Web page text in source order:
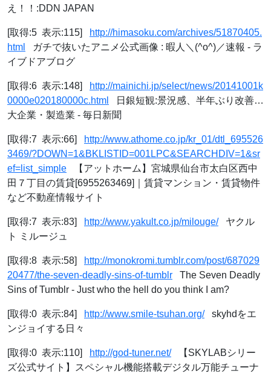
え！！:DDN JAPAN
[取得:5 表示:115]
http://himasoku.com/archives/51870405.
html
ガチで抜いたアニメ公式画像 : 暇人＼(^o^)／速報 - ラ
イブドアブログ
[取得:6 表示:148]
http://mainichi.jp/select/news/20141001k
0000e020180000c.html
日銀短観:景況感、半年ぶり改善…
大企業・製造業 - 毎日新聞
[取得:7 表示:66]
http://www.athome.co.jp/kr_01/dtl_695526
3469/?DOWN=1&BKLISTID=001LPC&SEARCHDIV=1&sr
ef=list_simple 【アットホーム】宮城県仙台市太白区西中
田７丁目の賃貸[6955263469]｜賃貸マンション・賃貸物件
など不動産情報サイト
[取得:7 表示:83] http://www.yakult.co.jp/milouge/ヤクル
ト ミルージュ
[取得:8 表示:58]
http://monokromi.tumblr.com/post/687029
20477/the-seven-deadly-sins-of-tumblr The Seven Deadly
Sins of Tumblr - Just who the hell do you think I am?
[取得:0 表示:84] http://www.smile-tsuhan.org/skyhdをエ
ンジョイする日々
[取得:0 表示:110] http://god-tuner.net/【SKYLABシリー
ズ公式サイト】スペシャル機能搭載デジタル万能チューナ